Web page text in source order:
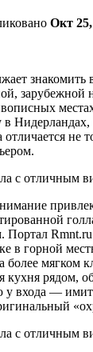
Окт
знакомить
не
Rmnt.ru
в горной
более мягком
кухня рядом,
у входа —